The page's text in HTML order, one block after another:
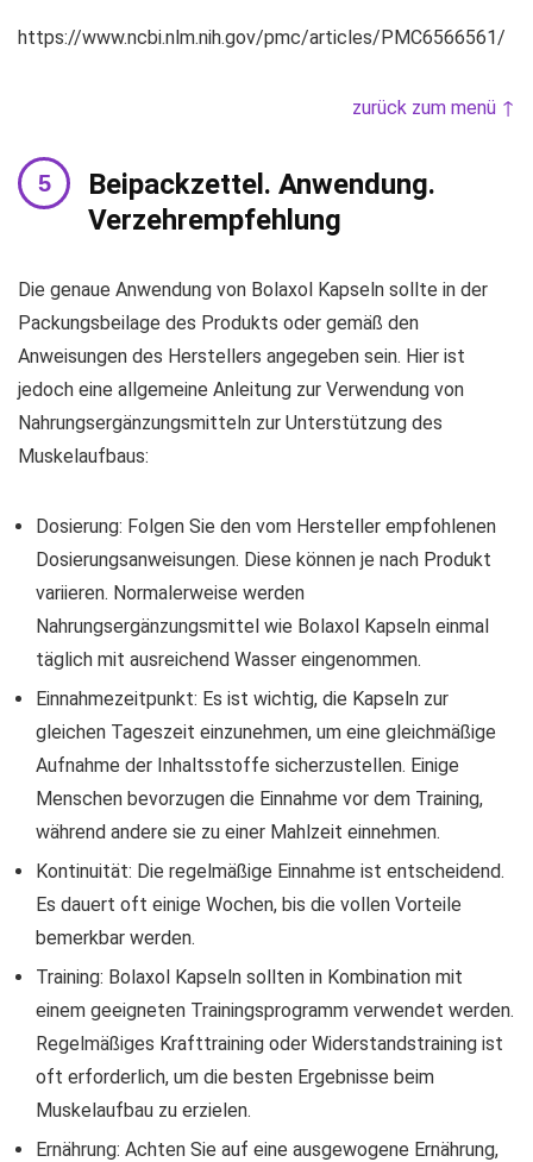
https://www.ncbi.nlm.nih.gov/pmc/articles/PMC6566561/
zurück zum menü ↑
Beipackzettel. Anwendung.
Verzehrempfehlung
Die genaue Anwendung von Bolaxol Kapseln sollte in der
Packungsbeilage des Produkts oder gemäß den
Anweisungen des Herstellers angegeben sein. Hier ist
jedoch eine allgemeine Anleitung zur Verwendung von
Nahrungsergänzungsmitteln zur Unterstützung des
Muskelaufbaus:
Dosierung: Folgen Sie den vom Hersteller empfohlenen
Dosierungsanweisungen. Diese können je nach Produkt
variieren. Normalerweise werden
Nahrungsergänzungsmittel wie Bolaxol Kapseln einmal
täglich mit ausreichend Wasser eingenommen.
Einnahmezeitpunkt: Es ist wichtig, die Kapseln zur
gleichen Tageszeit einzunehmen, um eine gleichmäßige
Aufnahme der Inhaltsstoffe sicherzustellen. Einige
Menschen bevorzugen die Einnahme vor dem Training,
während andere sie zu einer Mahlzeit einnehmen.
Kontinuität: Die regelmäßige Einnahme ist entscheidend.
Es dauert oft einige Wochen, bis die vollen Vorteile
bemerkbar werden.
Training: Bolaxol Kapseln sollten in Kombination mit
einem geeigneten Trainingsprogramm verwendet werden.
Regelmäßiges Krafttraining oder Widerstandstraining ist
oft erforderlich, um die besten Ergebnisse beim
Muskelaufbau zu erzielen.
Ernährung: Achten Sie auf eine ausgewogene Ernährung,